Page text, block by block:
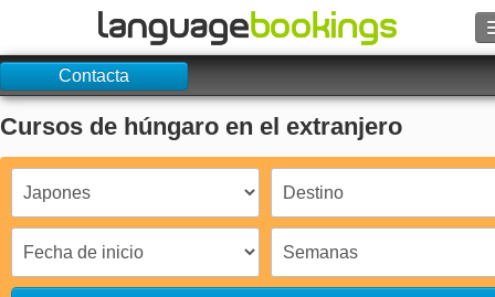
Contacto
Identifícate
Contacta
Cursos de húngaro en el extranjero